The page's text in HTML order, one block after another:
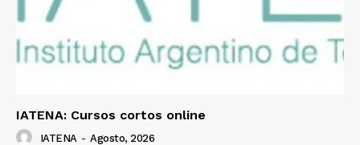
IATENA: Cursos cortos online
IATENA - Agosto, 2026